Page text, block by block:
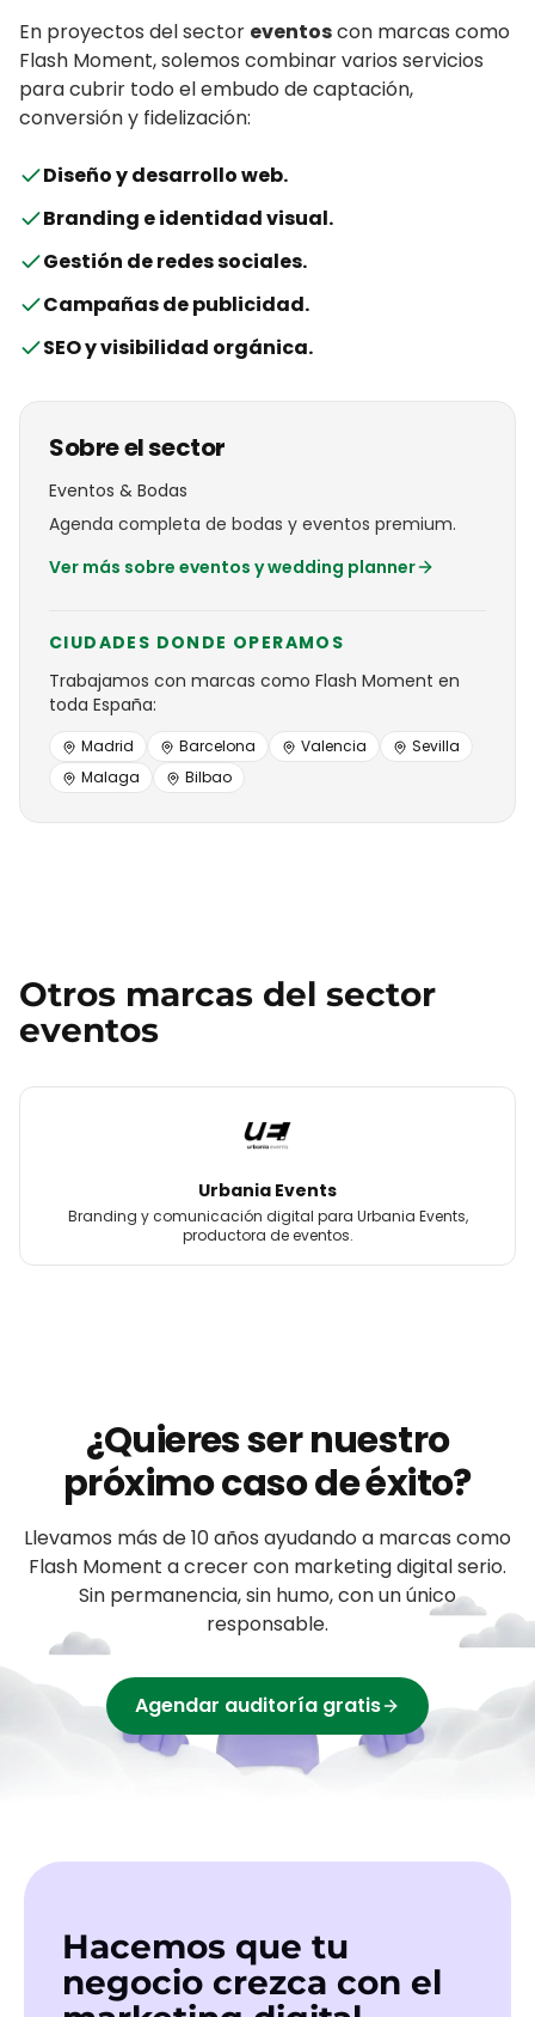
En proyectos del sector eventoscon marcas como
Flash Moment, solemos combinar varios servicios
para cubrir todo el embudo de captación,
conversión y fidelización:
Diseño y desarrollo web.
Branding e identidad visual.
Gestión de redes sociales.
Campañas de publicidad.
SEO y visibilidad orgánica.
Sobre el sector
Eventos & Bodas
Agenda completa de bodas y eventos premium.
Ver más sobre eventos y wedding planner
CIUDADES DONDE OPERAMOS
Trabajamos con marcas como Flash Moment en
toda España:
Madrid Barcelona Valencia
Sevilla
Malaga
Bilbao
Otros marcas del sector
eventos
Urbania Events
Branding y comunicación digital para Urbania Events,
productora de eventos.
¿Quieres ser nuestro
próximo caso de éxito?
Llevamos más de 10 años ayudando a marcas como
Flash Moment a crecer con marketing digital serio.
Sin permanencia, sin humo, con un único
responsable.
Agendar auditoría gratis
Hacemos que tu
negocio crezca con el